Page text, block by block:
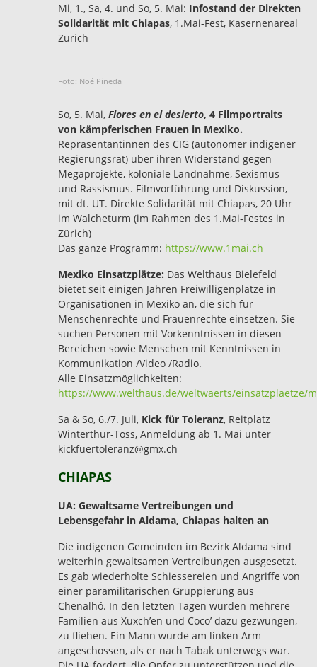
Mi, 1., Sa, 4. und So, 5. Mai: Infostand der Direkten
Solidarität mit Chiapas, 1.Mai-Fest, Kasernenareal
Zürich
Foto: Noé Pineda
So, 5. Mai,Flores en el desierto, 4 Filmportraits
von kämpferischen Frauen in Mexiko.
Repräsentantinnen des CIG (autonomer indigener
Regierungsrat) über ihren Widerstand gegen
Megaprojekte, koloniale Landnahme, Sexismus
und Rassismus. Filmvorführung und Diskussion,
mit dt. UT. Direkte Solidarität mit Chiapas, 20 Uhr
im Walcheturm (im Rahmen des 1.Mai-Festes in
Zürich)
Das ganze Programm: https://www.1mai.ch
Mexiko Einsatzplätze: Das Welthaus Bielefeld
bietet seit einigen Jahren Freiwilligenplätze in
Organisationen in Mexiko an, die sich für
Menschenrechte und Frauenrechte einsetzen. Sie
suchen Personen mit Vorkenntnissen in diesen
Bereichen sowie Menschen mit Kenntnissen in
Kommunikation /Video /Radio.
Alle Einsatzmöglichkeiten:
https://www.welthaus.de/weltwaerts/einsatzplaetze/
Sa & So, 6./7. Juli, Kick für Toleranz, Reitplatz
Winterthur-Töss, Anmeldung ab 1. Mai unter
kickfuertoleranz@gmx.ch
CHIAPAS
UA: Gewaltsame Vertreibungen und
Lebensgefahr in Aldama, Chiapas halten an
Die indigenen Gemeinden im Bezirk Aldama sind
weiterhin gewaltsamen Vertreibungen ausgesetzt.
Es gab wiederholte Schiessereien und Angriffe von
einer paramilitärischen Gruppierung aus
Chenalhó. In den letzten Tagen wurden mehrere
Familien aus Xuxch’en und Coco’ dazu gezwungen,
zu fliehen. Ein Mann wurde am linken Arm
angeschossen, als er nach Tabak unterwegs war.